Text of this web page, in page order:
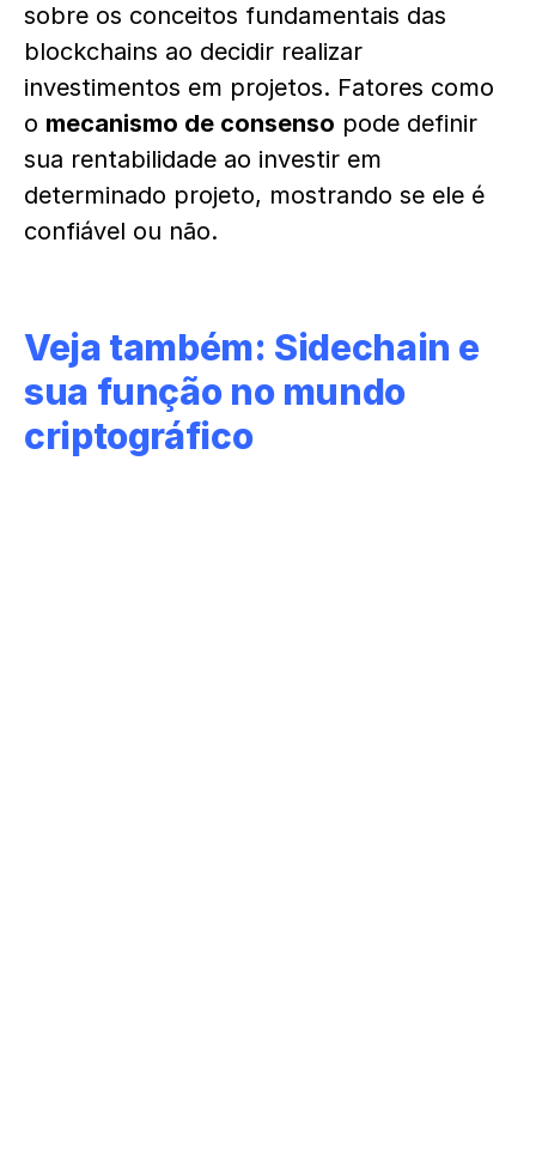
sobre os conceitos fundamentais das
blockchains ao decidir realizar
investimentos em projetos. Fatores como
o mecanismo de consenso pode definir
sua rentabilidade ao investir em
determinado projeto, mostrando se ele é
confiável ou não.
Veja também: Sidechain e
sua função no mundo
criptográfico